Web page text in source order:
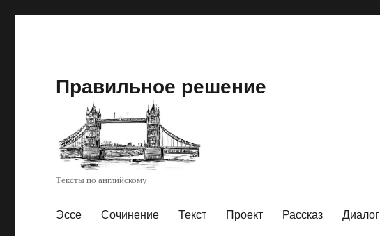
Правильное решение
Тексты по английскому
Эссе Сочинение Текст Проект Рассказ Диалог